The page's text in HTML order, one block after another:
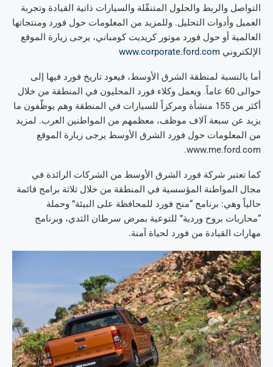
التواصل والربط والحلول المتنقّلة والسيارات ذاتية القيادة وتجربة
العميل وأدوات التحليل. وللمزيد من المعلومات حول فورد ومنتجاتها
العالمية أو حول فورد موتور كريديت كومباني، يرجى زيارة الموقع
الإلكتروني www.corporate.ford.com
أما بالنسبة لمنطقة الشرق الأوسط، فيعود تاريخ فورد فيها إلى
حوالى 60 عاماً. ويعمل وكلاء فورد المحليون في المنطقة من خلال
أكثر من 155 منشأة ومركزاً للسيارات في المنطقة وهم يوظّفون ما
يزيد عن سبعة آلاف موظف، معظمهم من المواطنين العرب. لمزيد
من المعلومات حول فورد الشرق الأوسط يرجى زيارة الموقع
www.me.ford.com.
كما تعتبر شركة فورد الشرق الأوسط من الشركات الرائدة في
مجال المواطنة المؤسسية في المنطقة من خلال ثلاثة برامج قائمة
حالياً وهي: برنامج “منح فورد للمحافظة على البيئة” وحملة
“محاربات بروح وردية” للتوعية بمرض سرطان الثدي، وبرنامج
مهارات القيادة من فورد لحياة آمنة.